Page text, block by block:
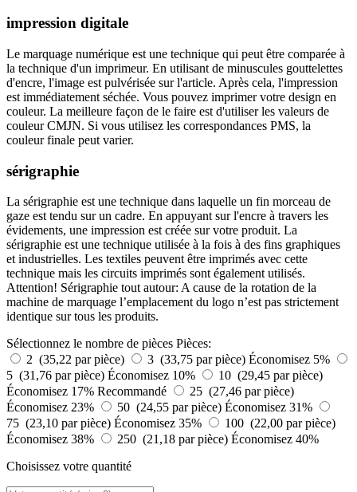
impression digitale
Le marquage numérique est une technique qui peut être comparée à
la technique d'un imprimeur. En utilisant de minuscules gouttelettes
d'encre, l'image est pulvérisée sur l'article. Après cela, l'impression
est immédiatement séchée. Vous pouvez imprimer votre design en
couleur. La meilleure façon de le faire est d'utiliser les valeurs de
couleur CMJN. Si vous utilisez les correspondances PMS, la
couleur finale peut varier.
sérigraphie
La sérigraphie est une technique dans laquelle un fin morceau de
gaze est tendu sur un cadre. En appuyant sur l'encre à travers les
évidements, une impression est créée sur votre produit. La
sérigraphie est une technique utilisée à la fois à des fins graphiques
et industrielles. Les textiles peuvent être imprimés avec cette
technique mais les circuits imprimés sont également utilisés.
Attention! Sérigraphie tout autour: A cause de la rotation de la
machine de marquage l’emplacement du logo n’est pas strictement
identique sur tous les produits.
Sélectionnez le nombre de pièces Pièces:
2 (35,22 par pièce)
3 (33,75 par pièce) Économisez 5%
5 (31,76 par pièce) Économisez 10%
10 (29,45 par pièce)
Économisez 17% Recommandé
25 (27,46 par pièce)
Économisez 23%
50 (24,55 par pièce) Économisez 31%
75 (23,10 par pièce) Économisez 35%
100 (22,00 par pièce)
Économisez 38%
250 (21,18 par pièce) Économisez 40%
Choisissez votre quantité